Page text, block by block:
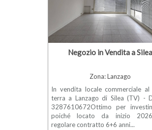
Negozio in Vendita a Silea
Zona: Lanzago
In vendita locale commerciale al
terra a Lanzago di Silea (TV) -
3287610672Ottimo per
poiché locato da inizio
regolare contratto 6+6 anni...